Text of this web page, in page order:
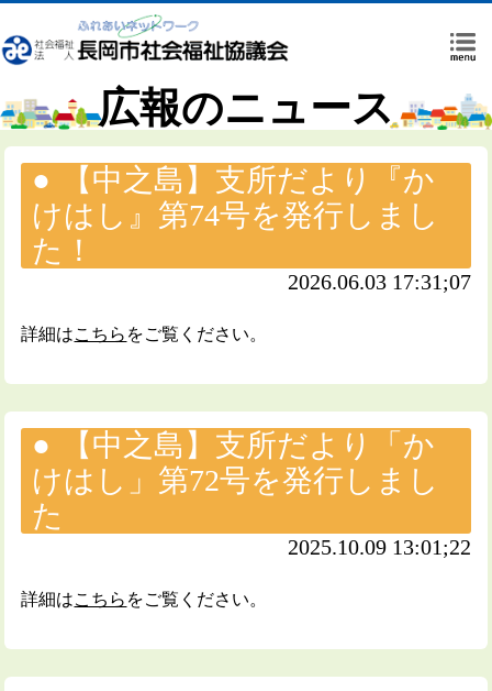
広報のニュース
【中之島】支所だより『か
けはし』第74号を発行しまし
た！
2026.06.03 17:31;07
詳細はこちら をご覧ください。
【中之島】支所だより「か
けはし」第72号を発行しまし
た
2025.10.09 13:01;22
詳細はこちら をご覧ください。